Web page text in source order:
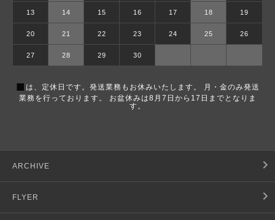
13 14 15 16 17 18 19
20 21 22 23 24 25 26
27 28 29 30
■ は、定休日です。発送業務もお休みいたします。 月・金のみ発送
業務を行っております。 お盆休みは8月7日から17日までとなりま
す。
ARCHIVE
FLYER